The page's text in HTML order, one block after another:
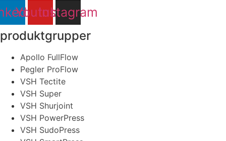
Youtube
Instagram
produktgrupper
Apollo FullFlow
Pegler ProFlow
VSH Tectite
VSH Super
VSH Shurjoint
VSH PowerPress
VSH SudoPress